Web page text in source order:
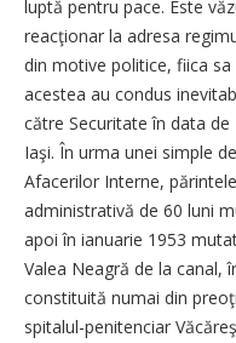
luptă pentru pace. Este
reacţionar la adresa
din motive politice, fiica
acestea au condus
către Securitate în data
Iaşi. În urma unei simple
Afacerilor Interne,
administrativă de 60 luni
apoi în ianuarie 1953
Valea Neagră de la canal,
constituită numai din
spitalul-penitenciar